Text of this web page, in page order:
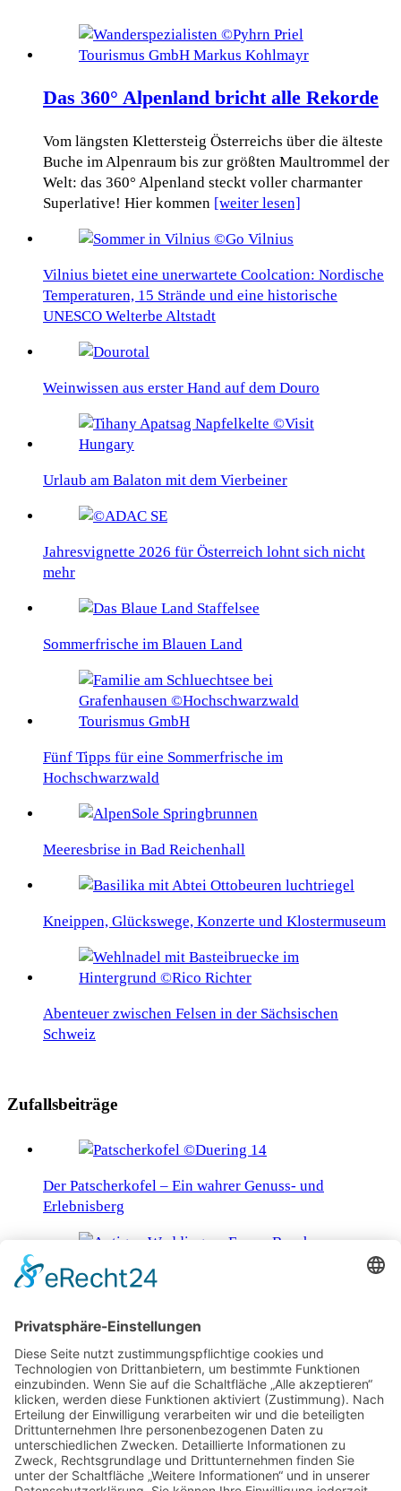
Das 360° Alpenland bricht alle Rekorde
Vom längsten Klettersteig Österreichs über die älteste
Buche im Alpenraum bis zur größten Maultrommel der
Welt: das 360° Alpenland steckt voller charmanter
Superlative! Hier kommen [weiter lesen]
Vilnius bietet eine unerwartete Coolcation: Nordische
Temperaturen, 15 Strände und eine historische
UNESCO Welterbe Altstadt
Weinwissen aus erster Hand auf dem Douro
Urlaub am Balaton mit dem Vierbeiner
Jahresvignette 2026 für Österreich lohnt sich nicht
mehr
Sommerfrische im Blauen Land
Fünf Tipps für eine Sommerfrische im
Hochschwarzwald
Meeresbrise in Bad Reichenhall
Kneippen, Glückswege, Konzerte und Klostermuseum
Abenteuer zwischen Felsen in der Sächsischen
Schweiz
Zufallsbeiträge
Der Patscherkofel – Ein wahrer Genuss- und
Erlebnisberg
Schnell und unbürokratisch Heiraten auf Antigua und
Barbuda
Landhotel Jagstmühle – Eine Genuss- und
Entspannungs-Oase im Hohenloher Land